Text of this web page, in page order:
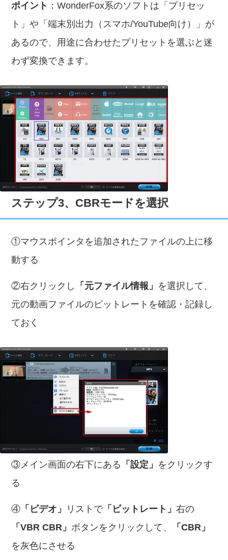
ポイント ：WonderFox系のソフトは「プリセッ
ト」や「端末別出力（スマホ/YouTube向け）」が
あるので、用途に合わせたプリセットを選ぶと迷
わず変換できます。
ステップ3、CBRモードを選択
①マウスポインタを追加されたファイルの上に移
動する
②右クリックし 「元ファイル情報」 を選択して、
元の動画ファイルのビットレートを確認・記録し
ておく
③メイン画面の右下にある 「設定」 をクリックす
る
④ 「ビデオ」 リストで「ビットレート」右の
「VBR CBR」 ボタンをクリックして、
「CBR」
を灰色にさせる